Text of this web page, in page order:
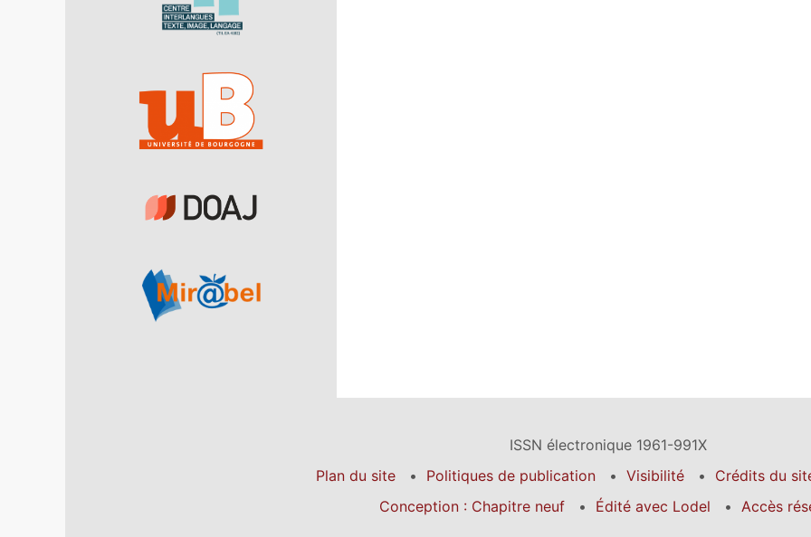
ISSN électronique 1961-991X
Plan du site
Politiques de publication Visibilité
Crédits du
Conception : Chapitre neuf
Édité avec Lodel Accès